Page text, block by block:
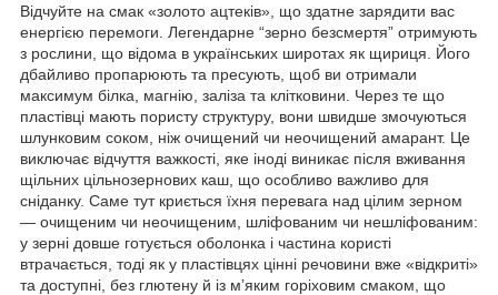
Відчуйте на смак «золото ацтеків», що здатне зарядити вас
енергією перемоги. Легендарне “зерно безсмертя” отримують
з рослини, що відома в українських широтах як щириця. Його
дбайливо пропарюють та пресують, щоб ви отримали
максимум білка, магнію, заліза та клітковини. Через те що
пластівці мають пористу структуру, вони швидше змочуються
шлунковим соком, ніж очищений чи неочищений амарант. Це
виключає відчуття важкості, яке іноді виникає після вживання
щільних цільнозернових каш, що особливо важливо для
сніданку. Саме тут криється їхня перевага над цілим зерном
— очищеним чи неочищеним, шліфованим чи нешліфованим:
у зерні довше готується оболонка і частина користі
втрачається, тоді як у пластівцях цінні речовини вже «відкриті»
та доступні, без глютену й із м’яким горіховим смаком, що